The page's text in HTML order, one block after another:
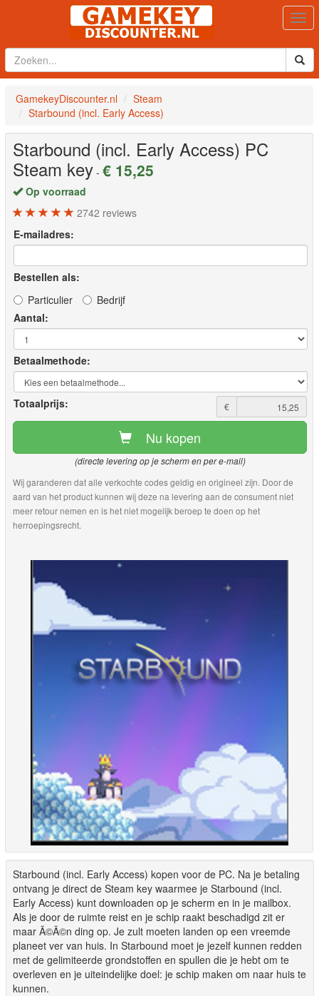
GamekeyDiscounter.nl
Steam
Starbound (incl. Early Access)
Starbound (incl. Early Access) PC
Steam key - € 15,25
Op voorraad
2742 reviews
E-mailadres:
Bestellen als:
Particulier
Bedrijf
Aantal:
Betaalmethode:
Totaalprijs: €
Nu kopen
(directe levering op je scherm en per e-mail)
Wij garanderen dat alle verkochte codes geldig en origineel zijn. Door de
aard van het product kunnen wij deze na levering aan de consument niet
meer retour nemen en is het niet mogelijk beroep te doen op het
herroepingsrecht.
Starbound (incl. Early Access) kopen voor de PC. Na je betaling
ontvang je direct de Steam key waarmee je Starbound (incl.
Early Access) kunt downloaden op je scherm en in je mailbox.
Als je door de ruimte reist en je schip raakt beschadigd zit er
maar Ã©Ã©n ding op. Je zult moeten landen op een vreemde
planeet ver van huis. In Starbound moet je jezelf kunnen redden
met de gelimiteerde grondstoffen en spullen die je hebt om te
overleven en je uiteindelijke doel: je schip maken om naar huis te
kunnen.